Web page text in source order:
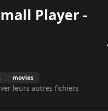
Player -
movies
leurs autres fichiers